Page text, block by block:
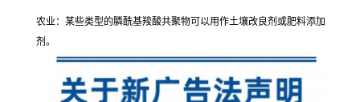
农业：某些类型的膦酰基羧酸共聚物可以用作土壤改良剂或肥料添加
剂。